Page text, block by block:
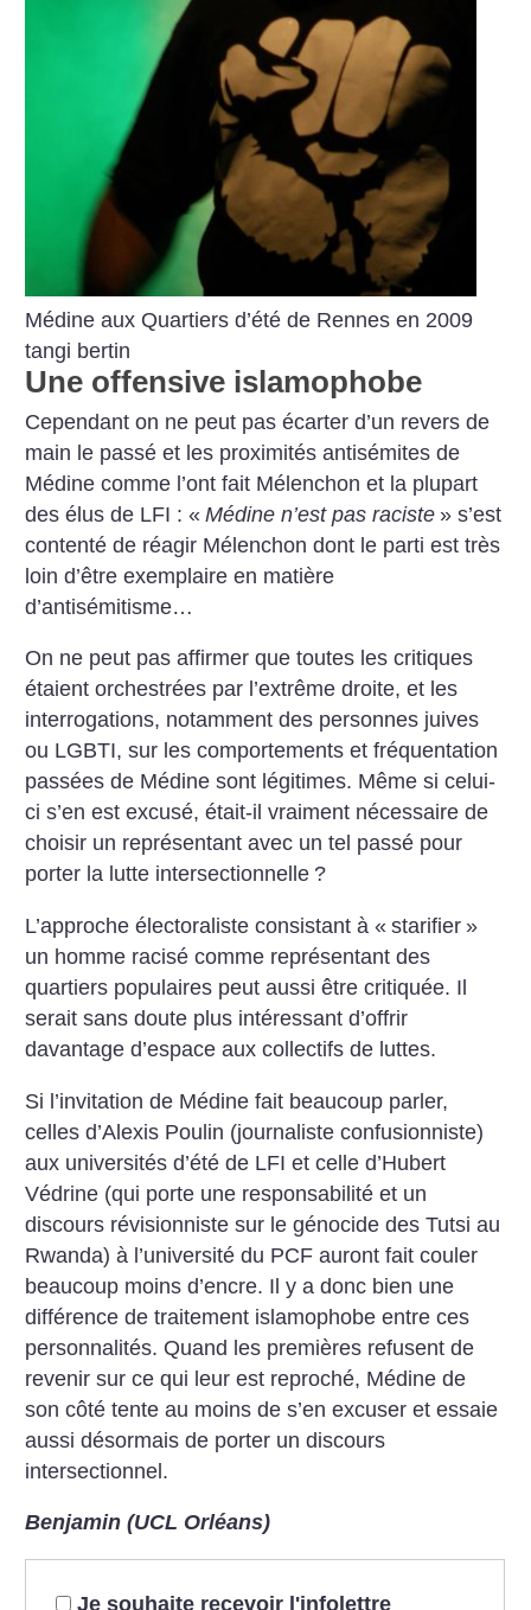
Médine aux Quartiers d’été de Rennes en 2009
tangi bertin
Une offensive islamophobe
Cependant on ne peut pas écarter d’un revers de
main le passé et les proximités antisémites de
Médine comme l’ont fait Mélenchon et la plupart
des élus de LFI : « Médine n’est pas raciste » s’est
contenté de réagir Mélenchon dont le parti est très
loin d’être exemplaire en matière
d’antisémitisme…
On ne peut pas affirmer que toutes les critiques
étaient orchestrées par l’extrême droite, et les
interrogations, notamment des personnes juives
ou LGBTI, sur les comportements et fréquentation
passées de Médine sont légitimes. Même si celui-
ci s’en est excusé, était-il vraiment nécessaire de
choisir un représentant avec un tel passé pour
porter la lutte intersectionnelle ?
L’approche électoraliste consistant à « starifier »
un homme racisé comme représentant des
quartiers populaires peut aussi être critiquée. Il
serait sans doute plus intéressant d’offrir
davantage d’espace aux collectifs de luttes.
Si l’invitation de Médine fait beaucoup parler,
celles d’Alexis Poulin (journaliste confusionniste)
aux universités d’été de LFI et celle d’Hubert
Védrine (qui porte une responsabilité et un
discours révisionniste sur le génocide des Tutsi au
Rwanda) à l’université du PCF auront fait couler
beaucoup moins d’encre. Il y a donc bien une
différence de traitement islamophobe entre ces
personnalités. Quand les premières refusent de
revenir sur ce qui leur est reproché, Médine de
son côté tente au moins de s’en excuser et essaie
aussi désormais de porter un discours
intersectionnel.
Benjamin (UCL Orléans)
Je souhaite recevoir l'infolettre